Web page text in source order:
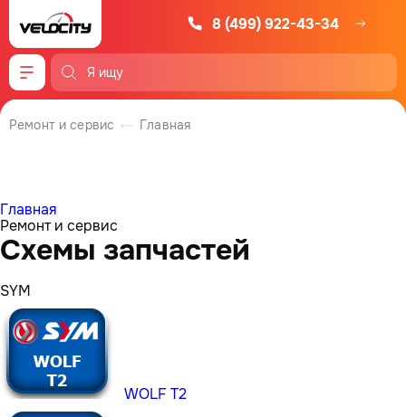
8 (499) 922-43-34
Меню
Главная
Ремонт и сервис
Главная
Ремонт и сервис
Схемы запчастей
SYM
WOLF T2